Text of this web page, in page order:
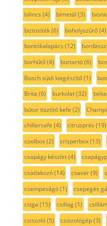
bilincs (4) bimetál (3)
biztosíték(6) boholyszűrő(4)
bontókalapács (12)
borhűtő(4) bortartó(6)
Bosch sütő kiegészítő(1)
Brita (6) burkolat(32)
bútor tisztító kefe (2)
chillersafe (4) citrusprés (19)
coolbox(2) crisperbox(13)
csapágy készlet(4)
csatlakozó(14) csavar(9)
csempevágó(1) csepegés
csiga (15) csillag(1)
csiszoló(5) csiszológép(3)